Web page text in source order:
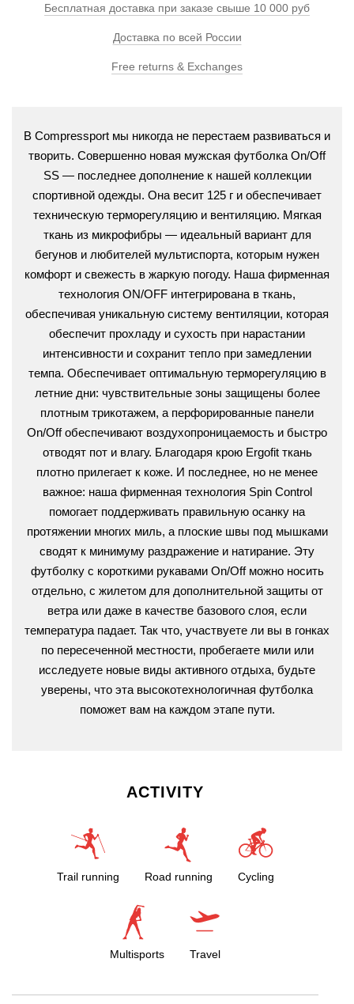
Бесплатная доставка при заказе свыше 10 000 руб
Доставка по всей России
Free returns & Exchanges
В Compressport мы никогда не перестаем развиваться и
творить. Совершенно новая мужская футболка On/Off
SS — последнее дополнение к нашей коллекции
спортивной одежды. Она весит 125 г и обеспечивает
техническую терморегуляцию и вентиляцию. Мягкая
ткань из микрофибры — идеальный вариант для
бегунов и любителей мультиспорта, которым нужен
комфорт и свежесть в жаркую погоду. Наша фирменная
технология ON/OFF интегрирована в ткань,
обеспечивая уникальную систему вентиляции, которая
обеспечит прохладу и сухость при нарастании
интенсивности и сохранит тепло при замедлении
темпа. Обеспечивает оптимальную терморегуляцию в
летние дни: чувствительные зоны защищены более
плотным трикотажем, а перфорированные панели
On/Off обеспечивают воздухопроницаемость и быстро
отводят пот и влагу. Благодаря крою Ergofit ткань
плотно прилегает к коже. И последнее, но не менее
важное: наша фирменная технология Spin Control
помогает поддерживать правильную осанку на
протяжении многих миль, а плоские швы под мышками
сводят к минимуму раздражение и натирание. Эту
футболку с короткими рукавами On/Off можно носить
отдельно, с жилетом для дополнительной защиты от
ветра или даже в качестве базового слоя, если
температура падает. Так что, участвуете ли вы в гонках
по пересеченной местности, пробегаете мили или
исследуете новые виды активного отдыха, будьте
уверены, что эта высокотехнологичная футболка
поможет вам на каждом этапе пути.
ACTIVITY
Trail running Road running Cycling
Multisports Travel